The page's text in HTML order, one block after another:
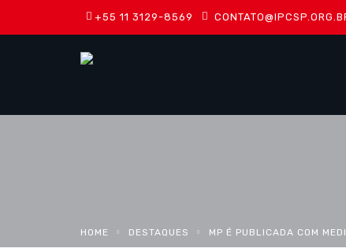
+55 11 3129-8569
HOME DESTAQUES MP É PUBLICADA COM